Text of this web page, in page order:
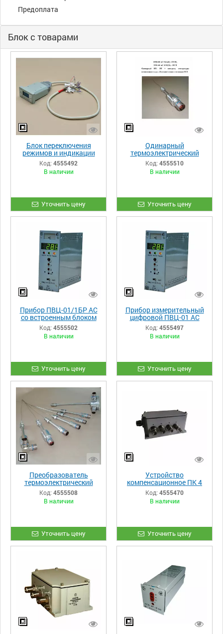
Предоплата
Блок с товарами
Блок переключения
режимов и индикации
БПРИ-01 АС
Код: 4555492
В наличии
Уточнить цену
Одинарный
термоэлектрический
преобразователь с
контролем температуры
компенсации
Код: 4555510
В наличии
Уточнить цену
Прибор ПВЦ-01/1БР АС
со встроенным блоком
питания 9В для ПК
Код: 4555502
В наличии
Уточнить цену
Прибор измерительный
цифровой ПВЦ-01 АС
Код: 4555497
В наличии
Уточнить цену
Преобразователь
термоэлектрический
ПТК-01 АС
Код: 4555508
В наличии
Уточнить цену
Устройство
компенсационное ПК 4
АС и ПК 5 АС
Код: 4555470
В наличии
Уточнить цену